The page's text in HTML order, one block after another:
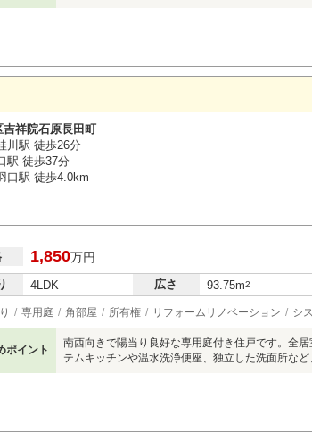
祥院石原長田町
川駅 徒歩26分
駅 徒歩37分
口駅 徒歩4.0km
1,850万円
4LDK 広さ 93.75m2
専用庭 角部屋 所有権 リフォームリノベーション シ
ポイント
南西向きで陽当り良好な専用庭付き住戸です。全
テムキッチンや温水洗浄便座、独立した洗面所な